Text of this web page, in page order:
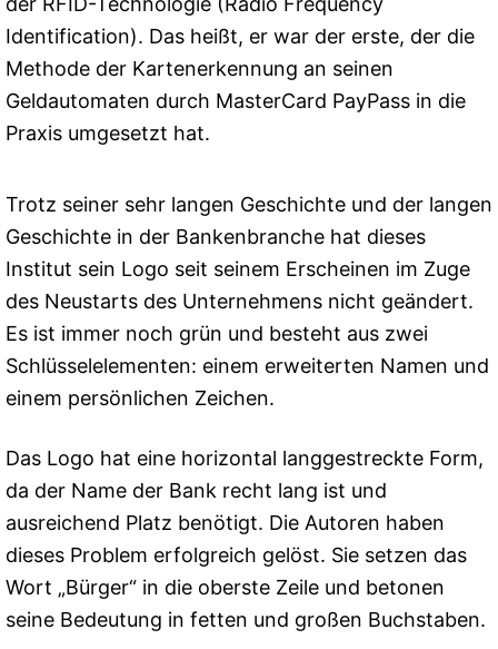
Identification). Das heißt, er war der erste, der die
Methode der Kartenerkennung an seinen
Geldautomaten durch MasterCard PayPass in die
Praxis umgesetzt hat.
Trotz seiner sehr langen Geschichte und der langen
Geschichte in der Bankenbranche hat dieses
Institut sein Logo seit seinem Erscheinen im Zuge
des Neustarts des Unternehmens nicht geändert.
Es ist immer noch grün und besteht aus zwei
Schlüsselelementen: einem erweiterten Namen und
einem persönlichen Zeichen.
Das Logo hat eine horizontal langgestreckte Form,
da der Name der Bank recht lang ist und
ausreichend Platz benötigt. Die Autoren haben
dieses Problem erfolgreich gelöst. Sie setzen das
Wort „Bürger“ in die oberste Zeile und betonen
seine Bedeutung in fetten und großen Buchstaben.